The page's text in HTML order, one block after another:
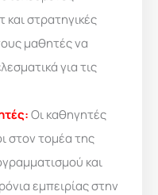
και στρατηγικές
μαθητές να
για τις
Οι καθηγητές
στον τομέα της
και
εμπειρίας στην